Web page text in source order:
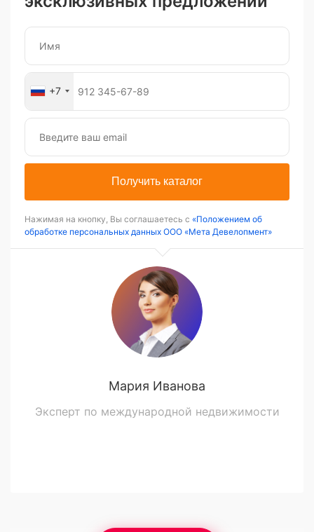
+7
Получить каталог
Нажимая на кнопку, Вы соглашаетесь с «Положением об
обработке персональных данных ООО «Мета Девелопмент»
Мария Иванова
Эксперт по международной недвижимости